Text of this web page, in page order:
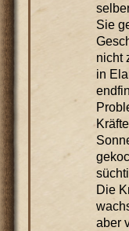
Sie
nicht
in
Die
aber